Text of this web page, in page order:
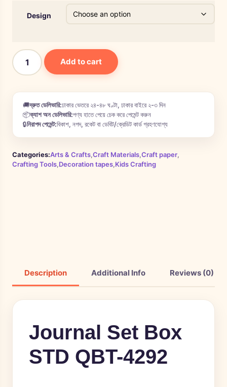
Design
Add to cart
🚚দ্রুত ডেলিভারি:ঢাকার ভেতরে ২৪-৪৮ ঘণ্টা, ঢাকার বাইরে ২-৩ দিন
📦ক্যাশ অন ডেলিভারি:পণ্য হাতে পেয়ে চেক করে পেমেন্ট করুন
🔒নিরাপদ পেমেন্ট:বিকাশ, নগদ, রকেট বা ডেবিট/ক্রেডিট কার্ড গ্রহণযোগ্য
Categories:Arts & Crafts,Craft Materials,Craft paper,
Crafting Tools,Decoration tapes,Kids Crafting
Description Additional Info Reviews (0)
Journal Set Box
STD QBT-4292